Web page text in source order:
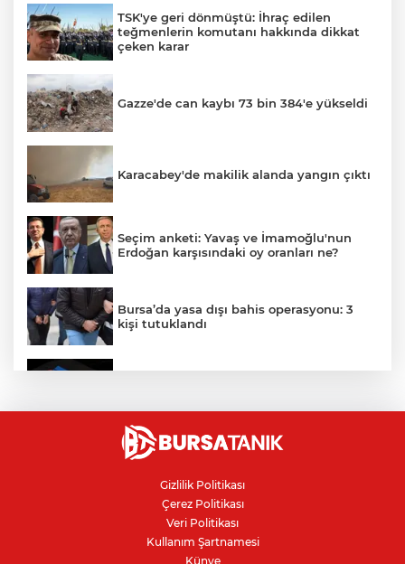
TSK'ye geri dönmüştü: İhraç edilen
teğmenlerin komutanı hakkında dikkat
çeken karar
Gazze'de can kaybı 73 bin 384'e yükseldi
Karacabey'de makilik alanda yangın çıktı
Seçim anketi: Yavaş ve İmamoğlu'nun
Erdoğan karşısındaki oy oranları ne?
Bursa’da yasa dışı bahis operasyonu: 3
kişi tutuklandı
"Çerçeve Yasa" teklifi Adalet
Komisyonu'nda: İYİ Partili Türkeş ile
İznik Gölü kıyısında 70 milyon yıllık fosil
bulundu
Gizlilik Politikası
Çerez Politikası
Veri Politikası
Kullanım Şartnamesi
Künye